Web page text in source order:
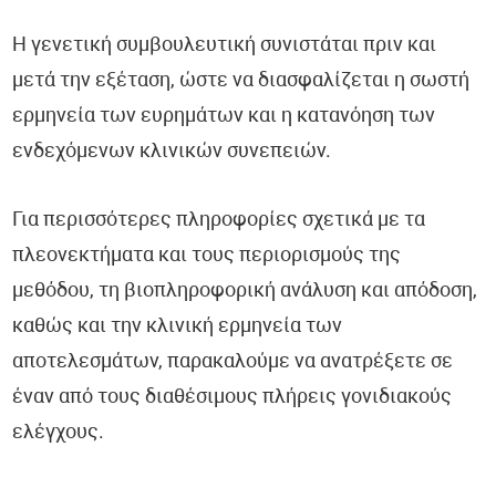
Η γενετική συμβουλευτική συνιστάται πριν και
μετά την εξέταση, ώστε να διασφαλίζεται η σωστή
ερμηνεία των ευρημάτων και η κατανόηση των
ενδεχόμενων κλινικών συνεπειών.
Για περισσότερες πληροφορίες σχετικά με τα
πλεονεκτήματα και τους περιορισμούς της
μεθόδου, τη βιοπληροφορική ανάλυση και απόδοση,
καθώς και την κλινική ερμηνεία των
αποτελεσμάτων, παρακαλούμε να ανατρέξετε σε
έναν από τους διαθέσιμους πλήρεις γονιδιακούς
ελέγχους.